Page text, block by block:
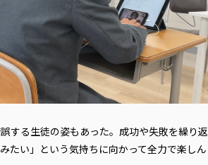
する生徒の姿もあった。成功や失敗を繰り返
たい」という気持ちに向かって全力で楽しん